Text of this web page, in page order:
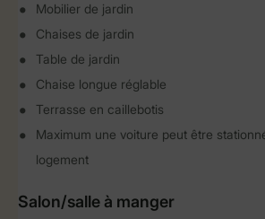
Mobilier de jardin
Chaises de jardin
Table de jardin
Chaise longue réglable
Terrasse en caillebotis
Maximum une voiture peut être
logement
Salon/salle à manger